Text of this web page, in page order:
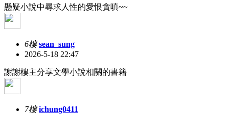
懸疑小說中尋求人性的愛恨貪嗔~~
6樓 sean_sung
2026-5-18 22:47
謝謝樓主分享文學小說相關的書籍
7樓 ichung0411